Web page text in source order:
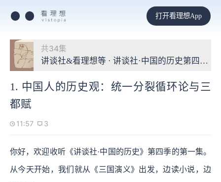
打开看理想App
共34集
讲谈社&看理想等 · 讲谈社·中国的历史第四季：
1. 中国人的历史观：统一分裂循环论与三
都赋
11:57 3
你好，欢迎收听《讲谈社·中国的历史》第四季的第一集。
从今天开始，我们就从《三国演义》出发，边读小说，边